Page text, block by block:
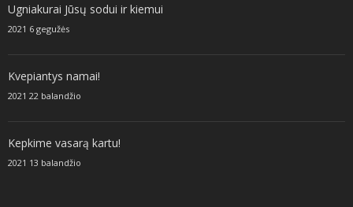
Ugniakurai Jūsų sodui ir kiemui
2021 6 gegužės
Kvepiantys namai!
2021 22 balandžio
Kepkime vasarą kartu!
2021 13 balandžio